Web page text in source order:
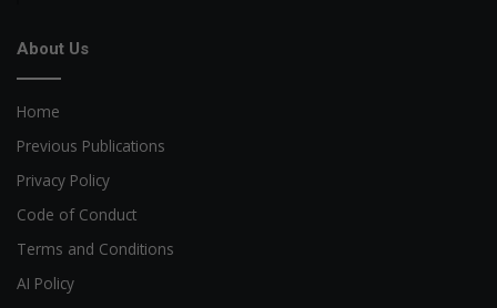
About Us
Home
Previous Publications
Privacy Policy
Code of Conduct
Terms and Conditions
AI Policy